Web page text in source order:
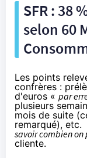
SFR: 38
selon 60
Les points
confrères :
d'euros « par
plusieurs
mois de suite (
remarqué),
savoir combien
cliente.